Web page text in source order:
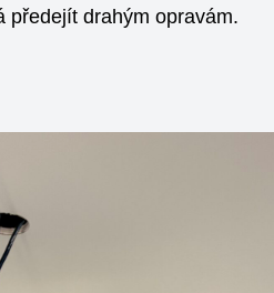
předejít drahým opravám.